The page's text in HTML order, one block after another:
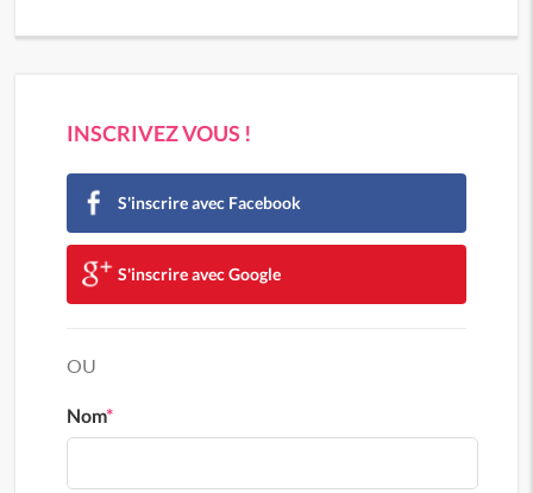
INSCRIVEZ VOUS !
S'inscrire avec Facebook
S'inscrire avec Google
OU
Nom*